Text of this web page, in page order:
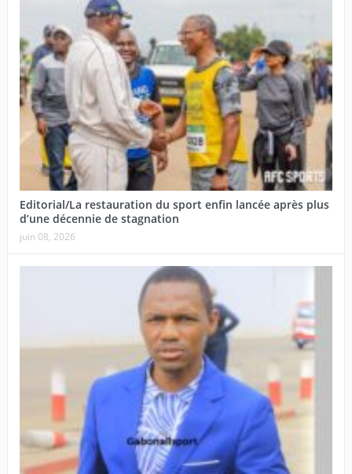
Editorial/La restauration du sport enfin lancée après plus
d’une décennie de stagnation
juin 08, 2026